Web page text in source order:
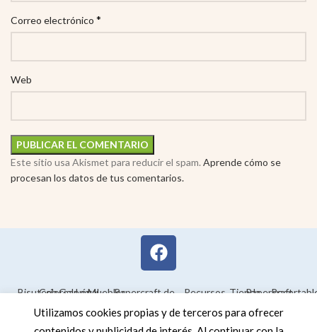
Correo electrónico *
Web
Este sitio usa Akismet para reducir el spam. Aprende cómo se
procesan los datos de tus comentarios.
BisuteríaColorear
Galería
LegalMueblesPapercraft de
Maquetas en
Recursos
educativos
TiendaPapercraft
Utilizamos cookies propias y de terceros para ofrecer